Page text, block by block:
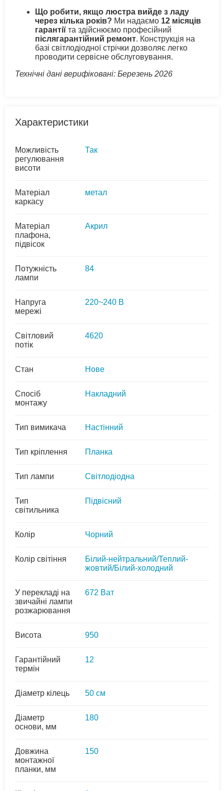
Що робити, якщо люстра вийде з ладу
через кілька років? Ми надаємо 12 місяців
гарантії та здійснюємо професійний
післягарантійний ремонт. Конструкція на
базі світлодіодної стрічки дозволяє легко
проводити сервісне обслуговування.
Технічні дані верифіковані: Березень 2026
Характеристики
Можливість
регулювання
висоти
Так
Матеріал
каркасу
метал
Матеріал
плафона,
підвісок
Акрил
Потужність
лампи
84
Напруга
мережі
220~240 В
Світловий
потік
4620
Стан Нове
Спосіб
монтажу
Накладний
Тип вимикача Настінний
Тип кріплення Планка
Тип лампи Світлодіодна
Тип
світильника
Підвісний
Колір Чорний
Колір світіння
Білий-нейтральний/Теплий-
жовтий/Білий-холодний
У перекладі на
звичайні лампи
розжарювання
672 Ват
Висота 950
Гарантійний
термін
12
Діаметр кілець 50 см
Діаметр
основи, мм
180
Довжина
монтажної
планки, мм
150